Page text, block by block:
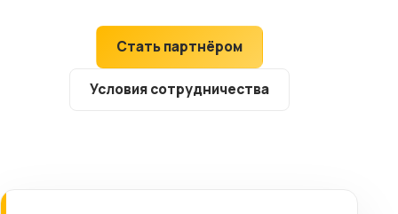
Выберите
Стать партнёром
Условия сотрудничества